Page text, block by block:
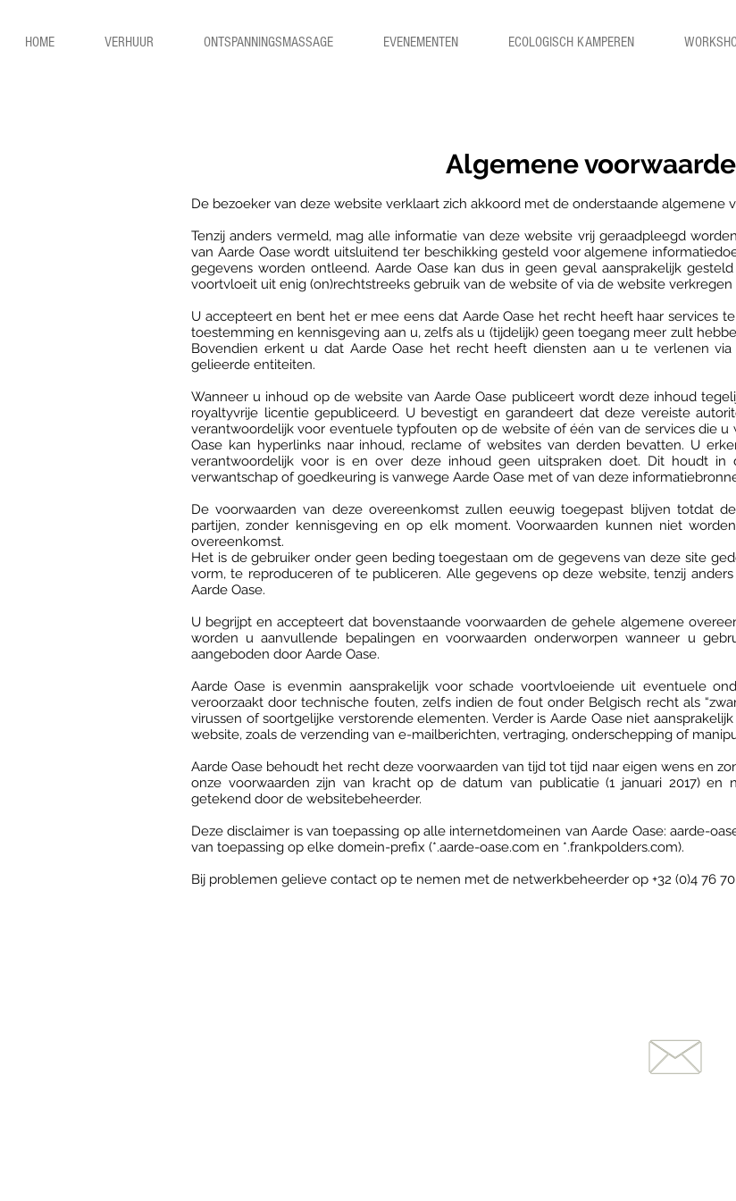
HOME VERHUUR ONTSPANNINGSMASSAGE EVENEMENTEN ECOLOGISCH KAMPEREN
Algemene
De bezoeker van deze website verklaart zich akkoord met de onderstaande algemene
Tenzij anders vermeld, mag alle informatie van deze website vrij geraadpleegd
van Aarde Oase wordt uitsluitend ter beschikking gesteld voor algemene
gegevens worden ontleend. Aarde Oase kan dus in geen geval aansprakelijk
voortvloeit uit enig (on)rechtstreeks gebruik van de website of via de website verkregen
U accepteert en bent het er mee eens dat Aarde Oase het recht heeft haar services
toestemming en kennisgeving aan u, zelfs als u (tijdelijk) geen toegang meer zult
Bovendien erkent u dat Aarde Oase het recht heeft diensten aan u te verlenen
gelieerde entiteiten.
Wanneer u inhoud op de website van Aarde Oase publiceert wordt deze inhoud
royaltyvrije licentie gepubliceerd. U bevestigt en garandeert dat deze vereiste
verantwoordelijk voor eventuele typfouten op de website of één van de services die u
Oase kan hyperlinks naar inhoud, reclame of websites van derden bevatten. U
verantwoordelijk voor is en over deze inhoud geen uitspraken doet. Dit houdt in
verwantschap of goedkeuring is vanwege Aarde Oase met of van deze
De voorwaarden van deze overeenkomst zullen eeuwig toegepast blijven totdat
partijen, zonder kennisgeving en op elk moment. Voorwaarden kunnen niet
overeenkomst.
Het is de gebruiker onder geen beding toegestaan om de gegevens van deze site
vorm, te reproduceren of te publiceren. Alle gegevens op deze website, tenzij
Aarde Oase.
U begrijpt en accepteert dat bovenstaande voorwaarden de gehele algemene
worden u aanvullende bepalingen en voorwaarden onderworpen wanneer u
aangeboden door Aarde Oase.
Aarde Oase is evenmin aansprakelijk voor schade voortvloeiende uit eventuele
veroorzaakt door technische fouten, zelfs indien de fout onder Belgisch recht als
virussen of soortgelijke verstorende elementen. Verder is Aarde Oase niet
website, zoals de verzending van e-mailberichten, vertraging, onderschepping of
Aarde Oase behoudt het recht deze voorwaarden van tijd tot tijd naar eigen wens en
onze voorwaarden zijn van kracht op de datum van publicatie (1 januari 2017) en
getekend door de websitebeheerder.
Deze disclaimer is van toepassing op alle internetdomeinen van Aarde Oase: aarde-
van toepassing op elke domein-prefix (*.aarde-oase.com en *.frankpolders.com).
Bij problemen gelieve contact op te nemen met de netwerkbeheerder op +32 (0)4 76 70